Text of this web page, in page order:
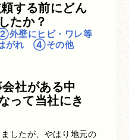
する前にどん
たか？
壁にヒビ・ワレ等
がれ ④その他
社がある中
って当社にき
したが、やはり地元の